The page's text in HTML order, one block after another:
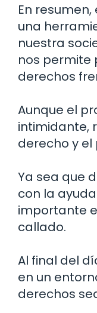
En
una
nuestra
nos permite
derechos
Aunque el
intimidante,
derecho y el
Ya sea que
con la
importante
callado.
Al final del
en un
derechos